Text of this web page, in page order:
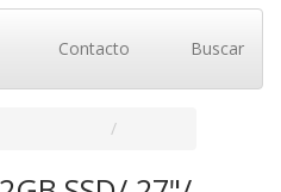
Contacto Buscar